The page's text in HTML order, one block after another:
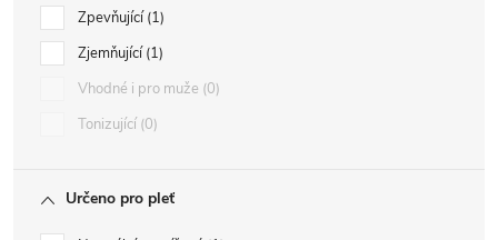
Zpevňující 1
Zjemňující 1
Vhodné i pro muže 0
Tonizující 0
Určeno pro pleť